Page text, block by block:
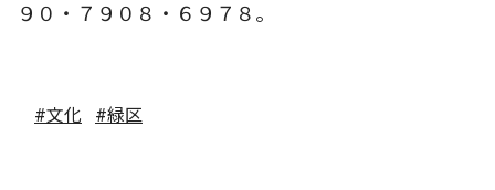
９０・７９０８・６９７８。
#文化 #緑区